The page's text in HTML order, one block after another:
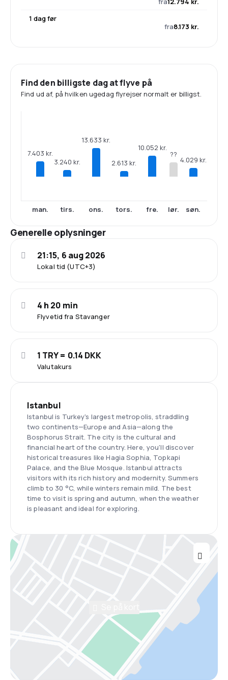
1 dag før
fra8.173 kr.
Find den billigste dag at flyve på
Find ud af, på hvilken ugedag flyrejser normalt er billigst.
7.403 kr.
man.
3.240 kr.
tirs.
13.633 kr.
ons.
2.613 kr.
tors.
10.052 kr.
fre.
??
lør.
4.029 kr.
søn.
Generelle oplysninger
Lokal tid (UTC+3)
21:15, 6 aug 2026
Flyvetid fra Stavanger
4 h 20 min
Valutakurs
1 TRY = 0.14 DKK
Istanbul
Istanbul is Turkey's largest metropolis, straddling
two continents—Europe and Asia—along the
Bosphorus Strait. The city is the cultural and
financial heart of the country. Here, you'll discover
historical treasures like Hagia Sophia, Topkapi
Palace, and the Blue Mosque. Istanbul attracts
visitors with its rich history and modernity. Summers
climb to 30 °C, while winters remain mild. The best
time to visit is spring and autumn, when the weather
is pleasant and ideal for exploring.